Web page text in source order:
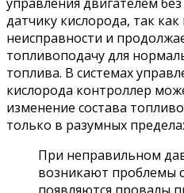
датчику кислорода, так
неисправности и
топливоподачу для
топлива. В системах
кислорода контроллер
изменение состава
только в разумных
При неправильном
возникают проблемы
появляются провалы